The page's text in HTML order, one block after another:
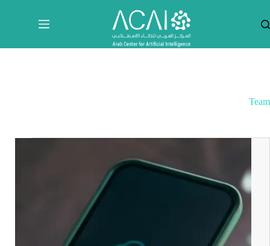
المحتوى
Team